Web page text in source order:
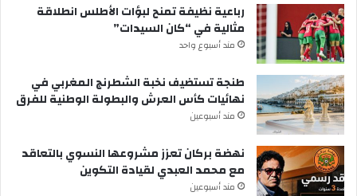
رباعية نظيفة تمنح لبؤات الأطلس انطلاقة
مثالية في “كان السيدات”
مند أسبوع واحد
طنجة تستضيف نخبة الشطرنج المغربي في
نهائيات كأس العرش والبطولة الوطنية للفرق
مند أسبوعين
نهضة بركان تعزز مشروعها النسوي بالتعاقد
مع محمد العبدي لقيادة التكوين
مند أسبوعين